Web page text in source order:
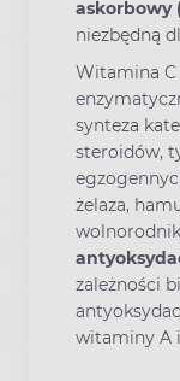
askorbowy
niezbędną
Witamina C
synteza
steroidów,
żelaza,
zależności
witaminy A